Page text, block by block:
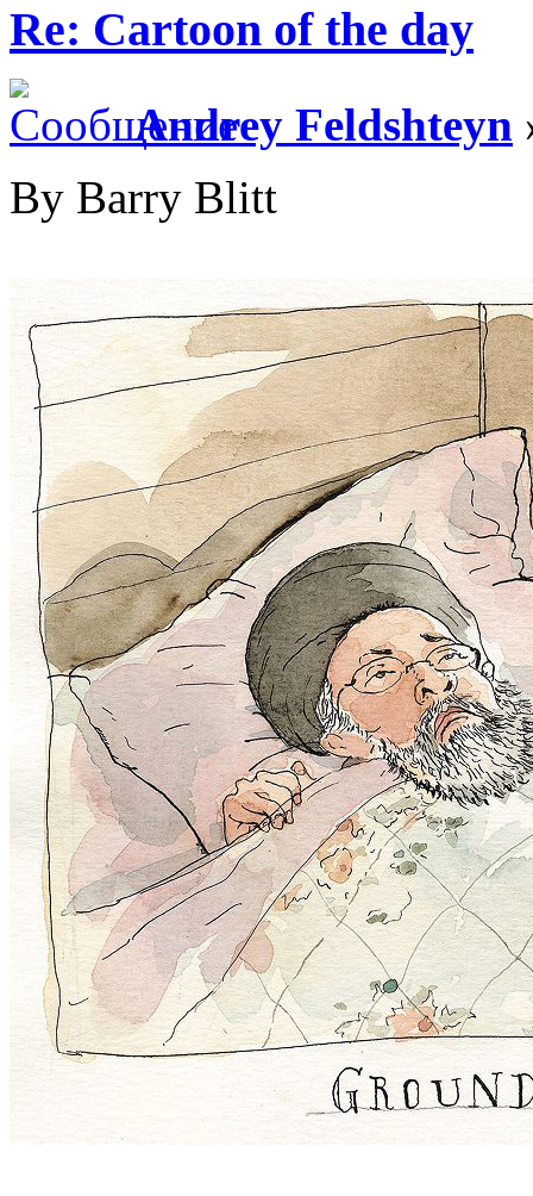
Re: Cartoon of the day
Andrey Feldshteyn
By Barry Blitt